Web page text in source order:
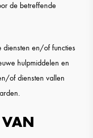
de betreffende
diensten en/of functies
hulpmiddelen en
of diensten vallen
VAN